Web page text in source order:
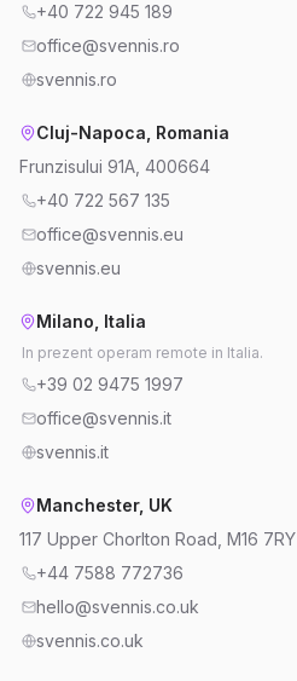
+40 722 945 189
office@svennis.ro
svennis.ro
Cluj-Napoca, Romania
Frunzisului 91A, 400664
+40 722 567 135
office@svennis.eu
svennis.eu
Milano, Italia
In prezent operam remote in Italia.
+39 02 9475 1997
office@svennis.it
svennis.it
Manchester, UK
117 Upper Chorlton Road, M16 7RY
+44 7588 772736
hello@svennis.co.uk
svennis.co.uk